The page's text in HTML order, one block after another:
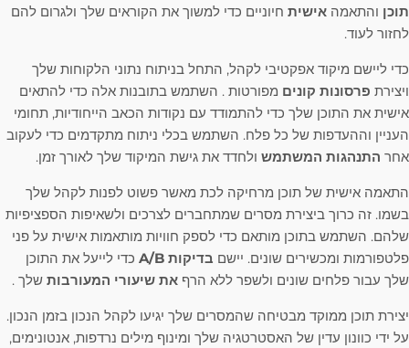
תוכן והתאמה אישית חיוניים כדי למשוך את הקוראים שלך ולגרום להם
לחזור לעוד.
כדי ליישם מיקוד אפקטיבי לקהל, התחל בניתוח נתוני הלקוחות שלך
ויצירת פרסונות קונים מפורטות . השתמש בתובנות אלה כדי להתאים
אישית את התוכן שלך כדי להתמודד עם נקודות הכאב הייחודיות, תחומי
העניין וההעדפות של כל פלח. השתמש בכלי ניתוח מתקדמים כדי לעקוב
אחר התנהגות המשתמש ולחדד את גישת המיקוד שלך לאורך זמן.
התאמה אישית של תוכן מרחיקה לכת מאשר פשוט לפנות לקהל שלך
בשמו. זה כרוך ביצירת מסרים שמתחברים לצרכים ולשאיפות הספציפיות
שלהם. השתמש בתוכן מותאם כדי לספק חוויות מותאמות אישית על פני
פלטפורמות ומכשירים שונים. יישם בדיקות A/B
כדי לייעל את התוכן
שלך עבור פלחים שונים ולשפר ללא הרף את שיעורי המעורבות שלך .
יצירת תוכן ממוקד מבטיחה שהמסרים שלך יגיעו לקהל הנכון בזמן הנכון.
על ידי כוונון עדין של האסטרטגיה שלך ומינוף מילים נרדפות, אנטונימים,